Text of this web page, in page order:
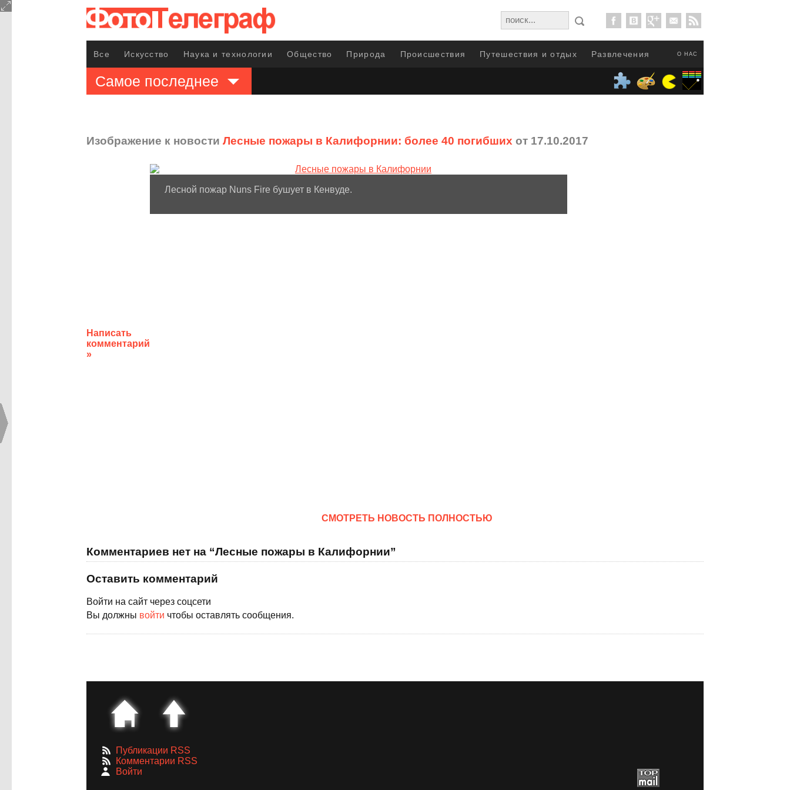
О НАС
Все Искусство Наука и технологии Общество Природа Происшествия Путешествия и отдых Развлечения
Самое последнее
Изображение к новости Лесные пожары в Калифорнии: более 40 погибших от 17.10.2017
Написать
комментарий
»
Лесной пожар Nuns Fire бушует в Кенвуде.
CМОТРЕТЬ НОВОСТЬ ПОЛНОСТЬЮ
Комментариев нет на “Лесные пожары в Калифорнии”
Оставить комментарий
Войти на сайт через соцсети
Вы должны войти чтобы оставлять сообщения.
Публикации RSS
Комментарии RSS
Войти